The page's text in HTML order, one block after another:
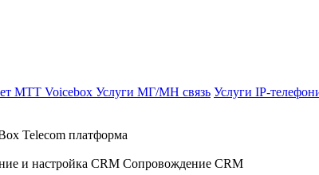
МТТ Voicebox Услуги МГ/МН связь Услуги IP-
Telecom платформа
и настройка CRM Сопровождение CRM